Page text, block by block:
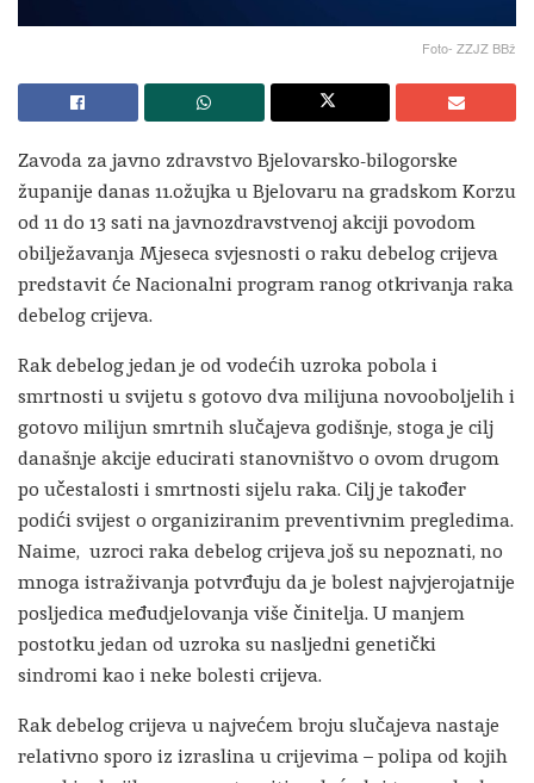
Foto- ZZJZ BBž
Zavoda za javno zdravstvo Bjelovarsko-bilogorske
županije danas 11.ožujka u Bjelovaru na gradskom Korzu
od 11 do 13 sati na javnozdravstvenoj akciji povodom
obilježavanja Mjeseca svjesnosti o raku debelog crijeva
predstavit će Nacionalni program ranog otkrivanja raka
debelog crijeva.
Rak debelog jedan je od vodećih uzroka pobola i
smrtnosti u svijetu s gotovo dva milijuna novooboljelih i
gotovo milijun smrtnih slučajeva godišnje, stoga je cilj
današnje akcije educirati stanovništvo o ovom drugom
po učestalosti i smrtnosti sijelu raka. Cilj je također
podići svijest o organiziranim preventivnim pregledima.
Naime, uzroci raka debelog crijeva još su nepoznati, no
mnoga istraživanja potvrđuju da je bolest najvjerojatnije
posljedica međudjelovanja više činitelja. U manjem
postotku jedan od uzroka su nasljedni genetički
sindromi kao i neke bolesti crijeva.
Rak debelog crijeva u najvećem broju slučajeva nastaje
relativno sporo iz izraslina u crijevima – polipa od kojih